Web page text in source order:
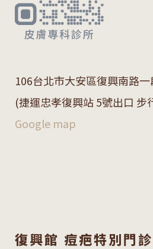
106台北市大安區復興南路一
(捷運忠孝復興站 5號出口 步
Google map
復興館 痘疤特別門診